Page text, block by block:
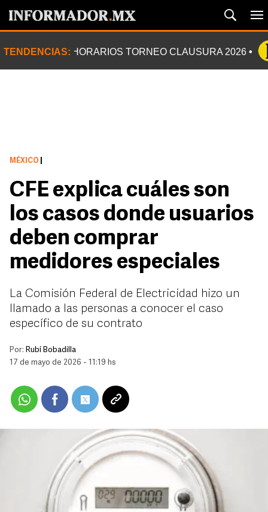
TENDENCIAS: HORARIOS TORNEO CLAUSURA 2026
MÉXICO
CFE explica cuáles son
los casos donde usuarios
deben comprar
medidores especiales
La Comisión Federal de Electricidad hizo un
llamado a las personas a conocer el caso
específico de su contrato
Por: Rubí Bobadilla
17 de mayo de 2026 - 11:19 hs